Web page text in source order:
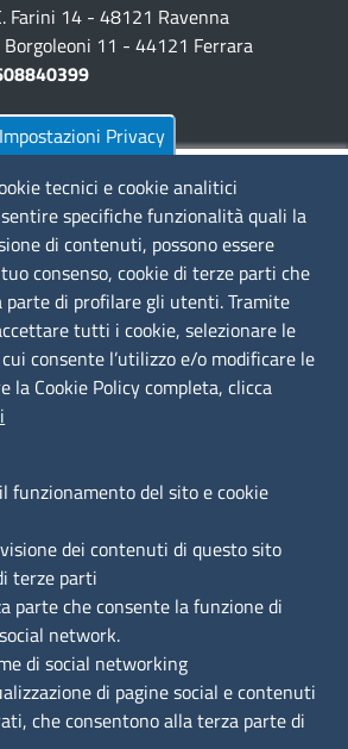
Farini 14 - 48121 Ravenna
11 - 44121 Ferrara
783.711
Privacy
Impostazioni Privacy
tecnici e cookie analitici
specifiche funzionalità quali la
di contenuti, possono essere
consenso, cookie di terze parti che
parte di profilare gli utenti. Tramite
tutti i cookie, selezionare le
consente l’utilizzo e/o modificare le
la Cookie Policy completa, clicca
funzionamento del sito e cookie
dei contenuti di questo sito
terze parti
parte che consente la funzione di
network.
di social networking
di pagine social e contenuti
che consentono alla terza parte di